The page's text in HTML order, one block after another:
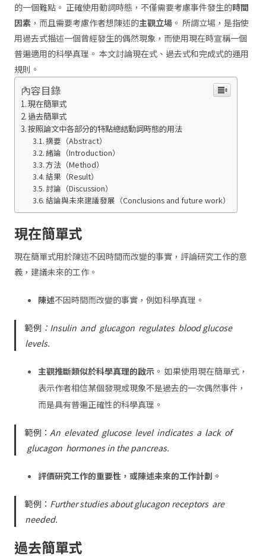
的一個難點。 正確使用動詞時態，不僅需要考慮事件發生的時間
因素，而且需要考慮作者想陳述的主觀立場。 所謂立場，是指使
用過去式描述一個曾經發生的偶然現象，而使用現在時宣稱一個
普遍適用的科學真理。 本文討論現在式、過去式和完成式的運用
規則。
內容目錄
現在簡單式
過去簡單式
按照論文中各部分的特點總結動詞時態的用法
摘要（Abstract）
緒論（Introduction）
方法（Method）
結果（Result）
討論（Discussion）
結論與未來建議發展（Conclusions and future work）
現在簡單式
現在簡單式用於陳述不因時間而改變的事實，評論研究工作的意
義，建議未來的工作。
陳述不因時間而改變的事實，例如科學真理。
範例 ：Insulin and glucagon regulates blood glucose
levels.
主觀推斷類似於科學真理的啟示。 如果使用現在簡單式，
表示作者相信某個發現或現象不是過去的一次偶然事件，
而是具有普遍正確性的科學真理。
範例： An elevated glucose level indicates a lack of
glucagon hormones in the pancreas.
評價研究工作的重要性，或陳述未來的工作計劃。
範例： Further studies about glucagon receptors are
needed.
過去簡單式